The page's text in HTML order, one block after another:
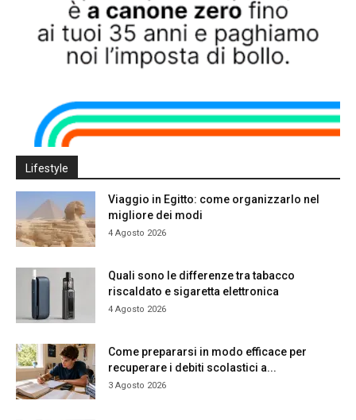
Lifestyle
Viaggio in Egitto: come organizzarlo nel
migliore dei modi
4 Agosto 2026
Quali sono le differenze tra tabacco
riscaldato e sigaretta elettronica
4 Agosto 2026
Come prepararsi in modo efficace per
recuperare i debiti scolastici a...
3 Agosto 2026